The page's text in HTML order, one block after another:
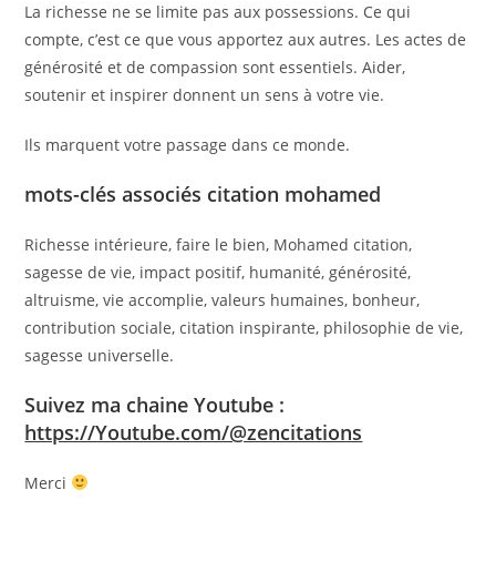
La richesse ne se limite pas aux possessions. Ce qui
compte, c’est ce que vous apportez aux autres. Les actes de
générosité et de compassion sont essentiels. Aider,
soutenir et inspirer donnent un sens à votre vie.
Ils marquent votre passage dans ce monde.
mots-clés associés citation mohamed
Richesse intérieure, faire le bien, Mohamed citation,
sagesse de vie, impact positif, humanité, générosité,
altruisme, vie accomplie, valeurs humaines, bonheur,
contribution sociale, citation inspirante, philosophie de vie,
sagesse universelle.
Suivez ma chaine Youtube :
https://Youtube.com/@zencitations
Merci